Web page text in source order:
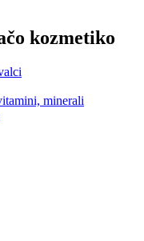
kozmetiko
minerali